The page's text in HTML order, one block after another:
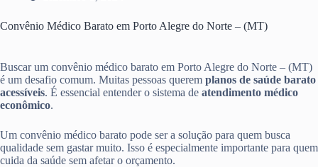
Convênio Médico Barato em Porto Alegre do Norte – (MT)
Buscar um convênio médico barato em Porto Alegre do Norte – (MT)
é um desafio comum. Muitas pessoas querem planos de saúde barato
acessíveis. É essencial entender o sistema de atendimento médico
econômico.
Um convênio médico barato pode ser a solução para quem busca
qualidade sem gastar muito. Isso é especialmente importante para quem
cuida da saúde sem afetar o orçamento.